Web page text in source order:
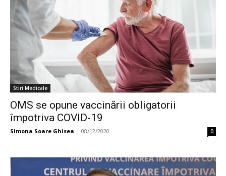
Stiri Medicale
OMS se opune vaccinării obligatorii
împotriva COVID-19
Simona Soare Ghisea - 08/12/2020 0